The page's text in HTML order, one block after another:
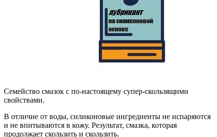
Семейство смазок с по-настоящему супер-скользящими
свойствами.
В отличие от воды, силиконовые ингредиенты не испаряются
и не впитываются в кожу. Результат, смазка, которая
продолжает скользить и скользить.